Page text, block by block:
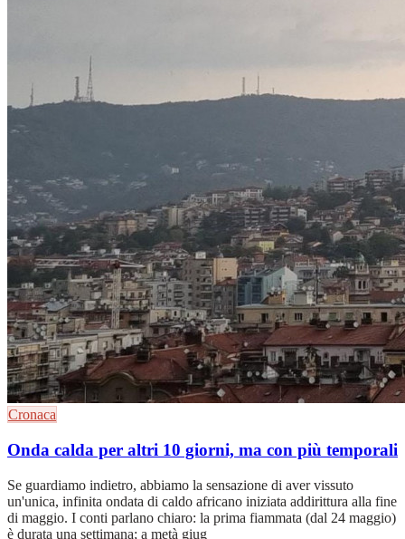
Cronaca
Onda calda per altri 10 giorni, ma con più temporali
Se guardiamo indietro, abbiamo la sensazione di aver vissuto
un'unica, infinita ondata di caldo africano iniziata addirittura alla fine
di maggio. I conti parlano chiaro: la prima fiammata (dal 24 maggio)
è durata una settimana; a metà giug